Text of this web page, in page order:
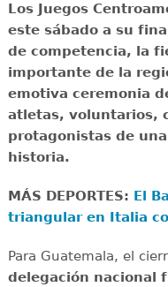
Los Juegos
este sábado a su
de competencia, la
importante de la
emotiva ceremonia
atletas, voluntarios,
protagonistas de
historia.
MÁS DEPORTES: El
triangular en Italia
Para Guatemala, el
delegación nacional